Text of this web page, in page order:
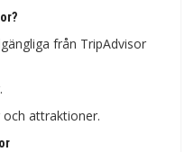
från TripAdvisor
attraktioner.